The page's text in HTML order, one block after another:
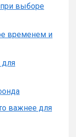
при выборе
временем и
важнее для